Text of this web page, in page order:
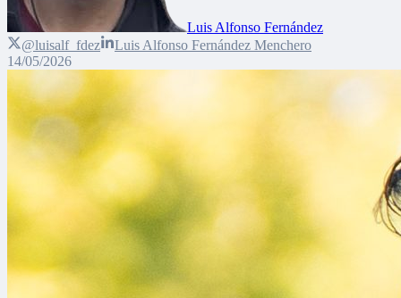
Luis Alfonso Fernández
@luisalf_fdez
Luis Alfonso Fernández Menchero
14/05/2026